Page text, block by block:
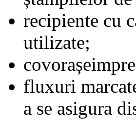
recipiente cu
utilizate;
fluxuri
a se asigura